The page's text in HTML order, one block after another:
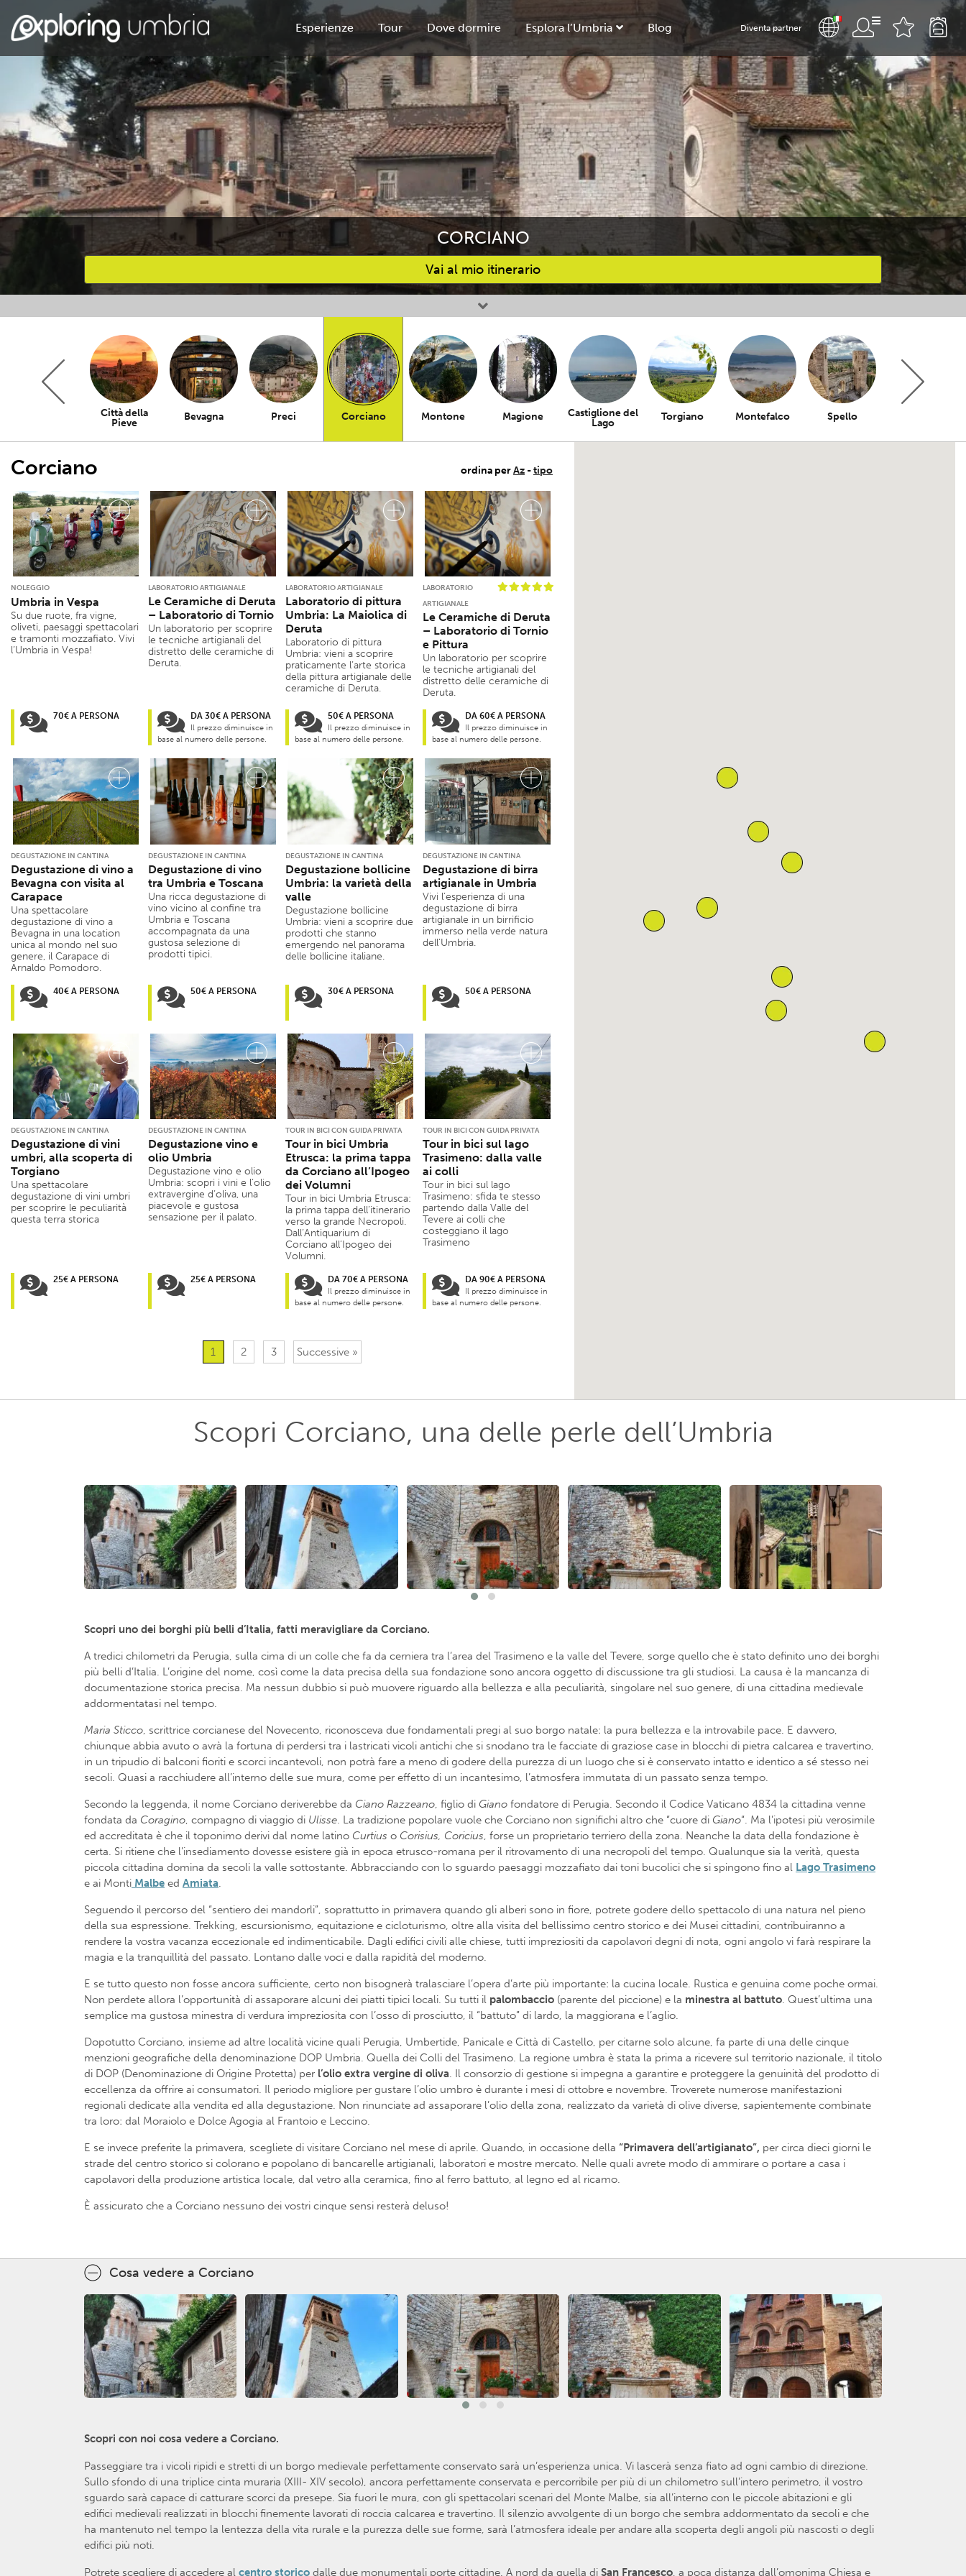
Esperienze Tour Dove dormire Esplora l’Umbria Blog Diventa partner
CORCIANO
Vai al mio itinerario
Attività preferite
Città della
Pieve
Bevagna Preci Corciano Montone Magione
Castiglione del
Lago
Torgiano Montefalco Spello
ordina perAz -tipo
Corciano
NOLEGGIO
Umbria in Vespa
Su due ruote, fra vigne,
oliveti, paesaggi spettacolari
e tramonti mozzafiato. Vivi
l’Umbria in Vespa!
70€ A PERSONA
LABORATORIO ARTIGIANALE
Le Ceramiche di Deruta
– Laboratorio di Tornio
Un laboratorio per scoprire
le tecniche artigianali del
distretto delle ceramiche di
Deruta.
DA 30€ A PERSONA
Il prezzo diminuisce in
base al numero delle persone.
LABORATORIO ARTIGIANALE
Laboratorio di pittura
Umbria: La Maiolica di
Deruta
Laboratorio di pittura
Umbria: vieni a scoprire
praticamente l’arte storica
della pittura artigianale delle
ceramiche di Deruta.
50€ A PERSONA
Il prezzo diminuisce in
base al numero delle persone.
LABORATORIO
ARTIGIANALE
Le Ceramiche di Deruta
– Laboratorio di Tornio
e Pittura
Un laboratorio per scoprire
le tecniche artigianali del
distretto delle ceramiche di
Deruta.
DA 60€ A PERSONA
Il prezzo diminuisce in
base al numero delle persone.
DEGUSTAZIONE IN CANTINA
Degustazione di vino a
Bevagna con visita al
Carapace
Una spettacolare
degustazione di vino a
Bevagna in una location
unica al mondo nel suo
genere, il Carapace di
Arnaldo Pomodoro.
40€ A PERSONA
DEGUSTAZIONE IN CANTINA
Degustazione di vino
tra Umbria e Toscana
Una ricca degustazione di
vino vicino al confine tra
Umbria e Toscana
accompagnata da una
gustosa selezione di
prodotti tipici.
50€ A PERSONA
DEGUSTAZIONE IN CANTINA
Degustazione bollicine
Umbria: la varietà della
valle
Degustazione bollicine
Umbria: vieni a scoprire due
prodotti che stanno
emergendo nel panorama
delle bollicine italiane.
30€ A PERSONA
DEGUSTAZIONE IN CANTINA
Degustazione di birra
artigianale in Umbria
Vivi l’esperienza di una
degustazione di birra
artigianale in un birrificio
immerso nella verde natura
dell’Umbria.
50€ A PERSONA
DEGUSTAZIONE IN CANTINA
Degustazione di vini
umbri, alla scoperta di
Torgiano
Una spettacolare
degustazione di vini umbri
per scoprire le peculiarità
questa terra storica
25€ A PERSONA
DEGUSTAZIONE IN CANTINA
Degustazione vino e
olio Umbria
Degustazione vino e olio
Umbria: scopri i vini e l’olio
extravergine d’oliva, una
piacevole e gustosa
sensazione per il palato.
25€ A PERSONA
TOUR IN BICI CON GUIDA PRIVATA
Tour in bici Umbria
Etrusca: la prima tappa
da Corciano all’Ipogeo
dei Volumni
Tour in bici Umbria Etrusca:
la prima tappa dell’itinerario
verso la grande Necropoli.
Dall’Antiquarium di
Corciano all’Ipogeo dei
Volumni.
DA 70€ A PERSONA
Il prezzo diminuisce in
base al numero delle persone.
TOUR IN BICI CON GUIDA PRIVATA
Tour in bici sul lago
Trasimeno: dalla valle
ai colli
Tour in bici sul lago
Trasimeno: sfida te stesso
partendo dalla Valle del
Tevere ai colli che
costeggiano il lago
Trasimeno
DA 90€ A PERSONA
Il prezzo diminuisce in
base al numero delle persone.
1 2 3 Successive »
Scopri Corciano, una delle perle dell’Umbria
Scopri uno dei borghi più belli d’Italia, fatti meravigliare da Corciano.
A tredici chilometri da Perugia, sulla cima di un colle che fa da cerniera tra l’area del Trasimeno e la valle del Tevere, sorge quello che è stato definito uno dei borghi
più belli d’Italia. L’origine del nome, così come la data precisa della sua fondazione sono ancora oggetto di discussione tra gli studiosi. La causa è la mancanza di
documentazione storica precisa. Ma nessun dubbio si può muovere riguardo alla bellezza e alla peculiarità, singolare nel suo genere, di una cittadina medievale
addormentatasi nel tempo.
Maria Sticco , scrittrice corcianese del Novecento, riconosceva due fondamentali pregi al suo borgo natale: la pura bellezza e la introvabile pace. E davvero,
chiunque abbia avuto o avrà la fortuna di perdersi tra i lastricati vicoli antichi che si snodano tra le facciate di graziose case in blocchi di pietra calcarea e travertino,
in un tripudio di balconi fioriti e scorci incantevoli, non potrà fare a meno di godere della purezza di un luogo che si è conservato intatto e identico a sé stesso nei
secoli. Quasi a racchiudere all’interno delle sue mura, come per effetto di un incantesimo, l’atmosfera immutata di un passato senza tempo.
Secondo la leggenda, il nome Corciano deriverebbe da Ciano Razzeano , figlio di Giano fondatore di Perugia. Secondo il Codice Vaticano 4834 la cittadina venne
fondata da Coragino , compagno di viaggio di Ulisse . La tradizione popolare vuole che Corciano non significhi altro che “cuore di Giano“. Ma l’ipotesi più verosimile
ed accreditata è che il toponimo derivi dal nome latino Curtius o Corisius, Coricius , forse un proprietario terriero della zona. Neanche la data della fondazione è
certa. Si ritiene che l’insediamento dovesse esistere già in epoca etrusco-romana per il ritrovamento di una necropoli del tempo. Qualunque sia la verità, questa
piccola cittadina domina da secoli la valle sottostante. Abbracciando con lo sguardo paesaggi mozzafiato dai toni bucolici che si spingono fino al Lago Trasimeno
e ai Monti Malbe ed Amiata
Seguendo il percorso del “sentiero dei mandorli”, soprattutto in primavera quando gli alberi sono in fiore, potrete godere dello spettacolo di una natura nel pieno
della sua espressione. Trekking, escursionismo, equitazione e cicloturismo, oltre alla visita del bellissimo centro storico e dei Musei cittadini, contribuiranno a
rendere la vostra vacanza eccezionale ed indimenticabile. Dagli edifici civili alle chiese, tutti impreziositi da capolavori degni di nota, ogni angolo vi farà respirare la
magia e la tranquillità del passato. Lontano dalle voci e dalla rapidità del moderno.
E se tutto questo non fosse ancora sufficiente, certo non bisognerà tralasciare l’opera d’arte più importante: la cucina locale. Rustica e genuina come poche ormai.
Non perdete allora l’opportunità di assaporare alcuni dei piatti tipici locali. Su tutti il palombaccio (parente del piccione) e la minestra al battuto . Quest’ultima una
semplice ma gustosa minestra di verdura impreziosita con l’osso di prosciutto, il “battuto” di lardo, la maggiorana e l’aglio.
Dopotutto Corciano, insieme ad altre località vicine quali Perugia, Umbertide, Panicale e Città di Castello, per citarne solo alcune, fa parte di una delle cinque
menzioni geografiche della denominazione DOP Umbria. Quella dei Colli del Trasimeno. La regione umbra è stata la prima a ricevere sul territorio nazionale, il titolo
di DOP (Denominazione di Origine Protetta) per l’olio extra vergine di oliva . Il consorzio di gestione si impegna a garantire e proteggere la genuinità del prodotto di
eccellenza da offrire ai consumatori. Il periodo migliore per gustare l’olio umbro è durante i mesi di ottobre e novembre. Troverete numerose manifestazioni
regionali dedicate alla vendita ed alla degustazione. Non rinunciate ad assaporare l’olio della zona, realizzato da varietà di olive diverse, sapientemente combinate
tra loro: dal Moraiolo e Dolce Agogia al Frantoio e Leccino.
E se invece preferite la primavera, scegliete di visitare Corciano nel mese di aprile. Quando, in occasione della “Primavera dell’artigianato”, per circa dieci giorni le
strade del centro storico si colorano e popolano di bancarelle artigianali, laboratori e mostre mercato. Nelle quali avrete modo di ammirare o portare a casa i
capolavori della produzione artistica locale, dal vetro alla ceramica, fino al ferro battuto, al legno ed al ricamo.
È assicurato che a Corciano nessuno dei vostri cinque sensi resterà deluso!
Cosa vedere a Corciano
Scopri con noi cosa vedere a Corciano.
Passeggiare tra i vicoli ripidi e stretti di un borgo medievale perfettamente conservato sarà un’esperienza unica. Vi lascerà senza fiato ad ogni cambio di direzione.
Sullo sfondo di una triplice cinta muraria (XIII- XIV secolo), ancora perfettamente conservata e percorribile per più di un chilometro sull’intero perimetro, il vostro
sguardo sarà capace di catturare scorci da presepe. Sia fuori le mura, con gli spettacolari scenari del Monte Malbe, sia all’interno con le piccole abitazioni e gli
edifici medievali realizzati in blocchi finemente lavorati di roccia calcarea e travertino. Il silenzio avvolgente di un borgo che sembra addormentato da secoli e che
ha mantenuto nel tempo la lentezza della vita rurale e la purezza delle sue forme, sarà l’atmosfera ideale per andare alla scoperta degli angoli più nascosti o degli
edifici più noti.
Potrete scegliere di accedere al centro storico dalle due monumentali porte cittadine. A nord da quella di San Francesco, a poca distanza dall’omonima Chiesa e